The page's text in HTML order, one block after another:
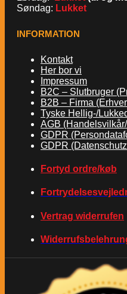
Søndag: Lukket
INFORMATION
Kontakt
Her bor vi
Impressum
B2C – Slutbruger
B2B – Firma
Tyske Hellig-/
AGB
GDPR
GDPR
Fortyd ordre/køb
Vertrag widerrufen